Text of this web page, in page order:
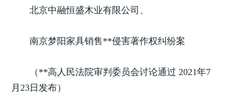
北京中融恒盛木业有限公司、
南京梦阳家具销售**侵害著作权纠纷案
（**高人民法院审判委员会讨论通过 2021年7
月23日发布）